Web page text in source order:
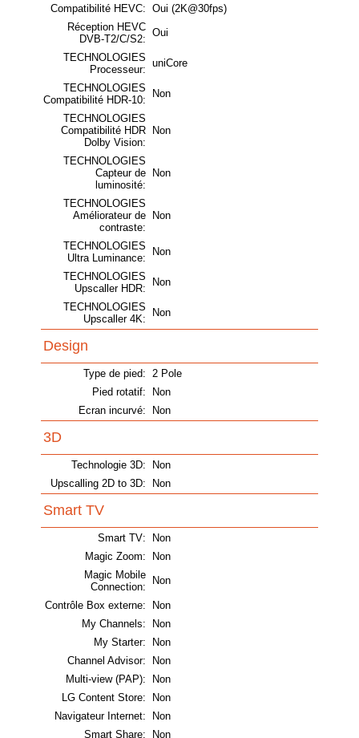
Compatibilité HEVC: Oui (2K@30fps)
Réception HEVC
DVB-T2/C/S2:
Oui
TECHNOLOGIES
Processeur:
uniCore
TECHNOLOGIES
Compatibilité HDR-10:
Non
TECHNOLOGIES
Compatibilité HDR
Dolby Vision:
Non
TECHNOLOGIES
Capteur de
luminosité:
Non
TECHNOLOGIES
Améliorateur de
contraste:
Non
TECHNOLOGIES
Ultra Luminance:
Non
TECHNOLOGIES
Upscaller HDR:
Non
TECHNOLOGIES
Upscaller 4K:
Non
Design
Type de pied: 2 Pole
Pied rotatif:
Non
Ecran incurvé:
Non
3D
Technologie 3D:
Non
Upscalling 2D to 3D:
Non
Smart TV
Smart TV:
Non
Magic Zoom:
Non
Magic Mobile
Connection:
Non
Contrôle Box externe:
Non
My Channels:
Non
My Starter:
Non
Channel Advisor:
Non
Multi-view (PAP):
Non
LG Content Store:
Non
Navigateur Internet:
Non
Smart Share:
Non